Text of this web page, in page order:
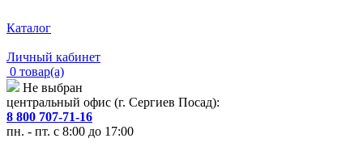
Каталог
Личный кабинет
0 товар(а)
Не выбран
центральный офис (г. Сергиев Посад):
8 800 707-71-16
пн. - пт. с 8:00 до 17:00